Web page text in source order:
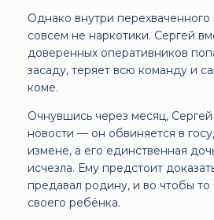
Однако внутри перехваченного
совсем не наркотики. Сергей
доверенных оперативников
засаду, теряет всю команду и
коме.
Очнувшись через месяц,
новости — он обвиняется в
измене, а его единственная
исчезла. Ему предстоит
предавал родину, и во чтобы то
своего ребёнка.